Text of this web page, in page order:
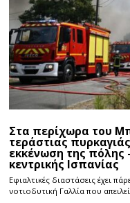
Στα περίχωρα του
τεράστιας
εκκένωση της πόλης
κεντρικής Ισπανίας
Εφιαλτικές διαστάσεις έχει
νοτιοδυτική Γαλλία που